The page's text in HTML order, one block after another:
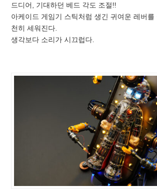
드디어, 기대하던 베드 각도 조절!!
아케이드 게임기 스틱처럼 생긴 귀여운 레버를
천히 세워진다.
생각보다 소리가 시끄럽다.